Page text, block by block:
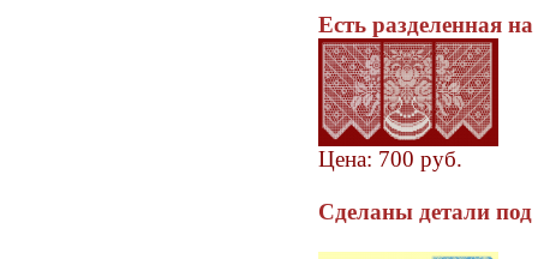
Есть разделенная
Цена: 700 руб.
Сделаны детали